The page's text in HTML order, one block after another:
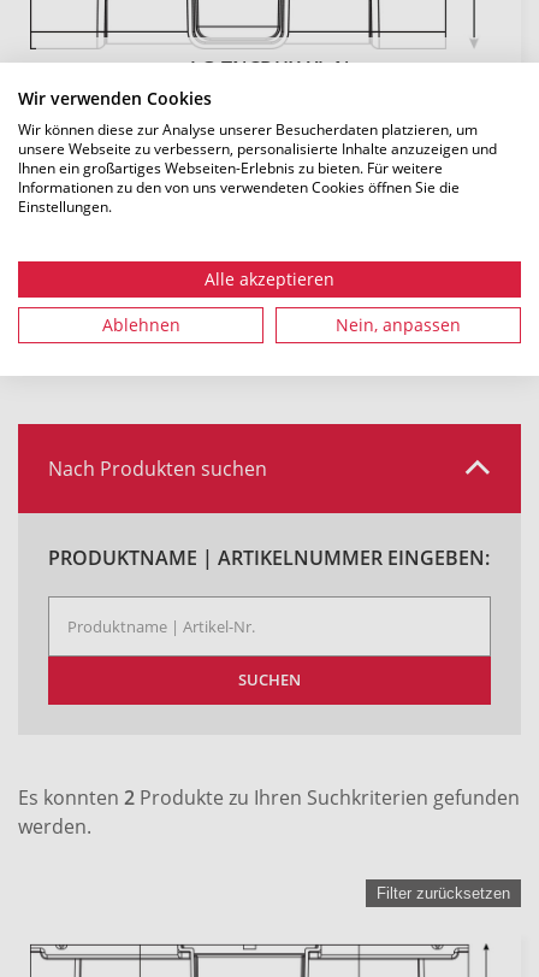
Wir verwenden Cookies
Wir können diese zur Analyse unserer Besucherdaten platzieren, um
unsere Webseite zu verbessern, personalisierte Inhalte anzuzeigen und
Ihnen ein großartiges Webseiten-Erlebnis zu bieten. Für weitere
Informationen zu den von uns verwendeten Cookies öffnen Sie die
Einstellungen.
Alle akzeptieren
Ablehnen Nein, anpassen
LG-TNCDHX-YL-N
ARTIKEL-NR.: 855-05074 | GELB (YE)
DETAILS
Systemgröße: 200 auf 100 mm
Nach Produkten suchen
PRODUKTNAME | ARTIKELNUMMER EINGEBEN:
SUCHEN
Es konnten 2 Produkte zu Ihren Suchkriterien gefunden
werden.
Filter zurücksetzen